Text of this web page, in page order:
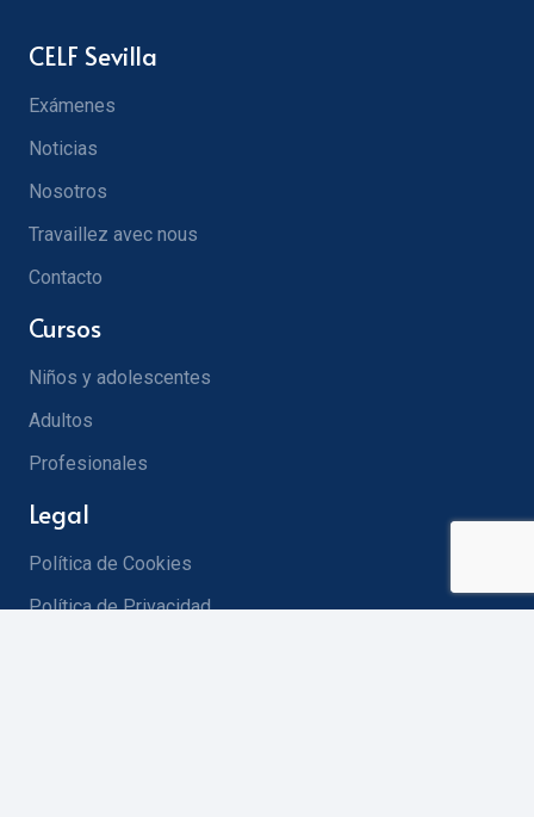
CELF Sevilla
Exámenes
Noticias
Nosotros
Travaillez avec nous
Contacto
Cursos
Niños y adolescentes
Adultos
Profesionales
Legal
Política de Cookies
Política de Privacidad